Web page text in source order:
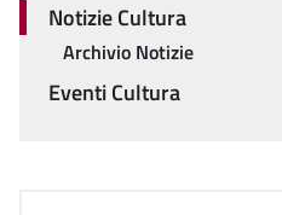
Notizie Cultura
Archivio Notizie
Eventi Cultura